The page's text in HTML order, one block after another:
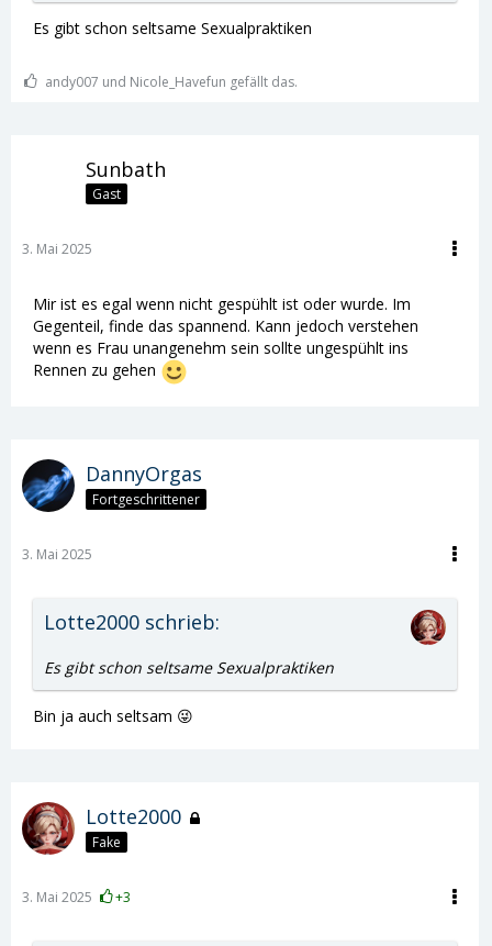
Es gibt schon seltsame Sexualpraktiken
andy007 und Nicole_Havefun gefällt das.
Sunbath
Gast
3. Mai 2025
Mir ist es egal wenn nicht gespühlt ist oder wurde. Im
Gegenteil, finde das spannend. Kann jedoch verstehen
wenn es Frau unangenehm sein sollte ungespühlt ins
Rennen zu gehen
DannyOrgas
Fortgeschrittener
3. Mai 2025
Lotte2000 schrieb:
Es gibt schon seltsame Sexualpraktiken
Bin ja auch seltsam 😜
Lotte2000
Fake
3. Mai 2025 +3